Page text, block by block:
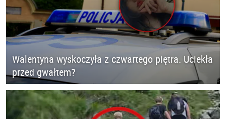
Walentyna wyskoczyła z czwartego piętra. Uciekła
przed gwałtem?